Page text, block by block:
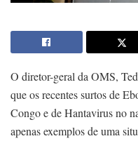
O diretor-geral da OMS,
que os recentes surtos de
Congo e de Hantavirus no
apenas exemplos de uma